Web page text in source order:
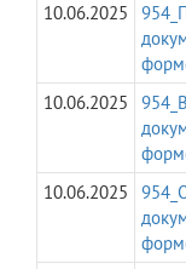
10.06.2025
10.06.2025
10.06.2025